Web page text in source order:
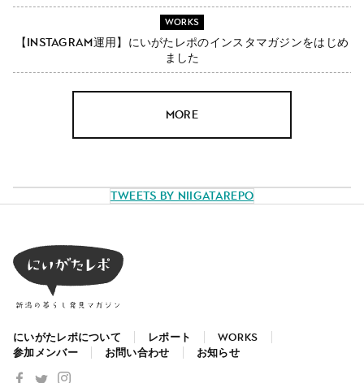
WORKS
【Instagram運用】にいがたレポのインスタマガジンをはじめ
ました
MORE
Tweets by NiigataRepo
にいがたレポについて レポート
WORKS
参加メンバー
お問い合わせ お知らせ